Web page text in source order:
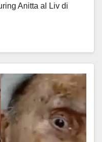
Anitta al Liv di